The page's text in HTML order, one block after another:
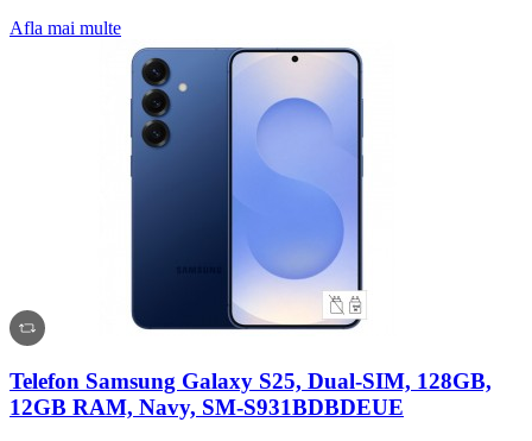
Afla mai multe
Telefon Samsung Galaxy S25, Dual-SIM, 128GB,
12GB RAM, Navy, SM-S931BDBDEUE